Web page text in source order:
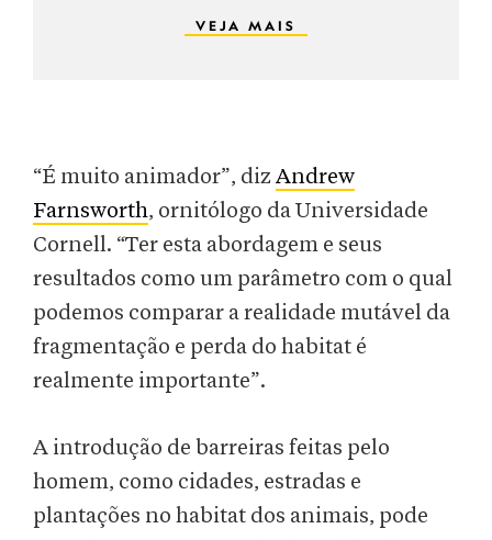
VEJA MAIS
“É muito animador”, dizAndrew
Farnsworth, ornitólogo da Universidade
Cornell. “Ter esta abordagem e seus
resultados como um parâmetro com o qual
podemos comparar a realidade mutável da
fragmentação e perda do habitat é
realmente importante”.
A introdução de barreiras feitas pelo
homem, como cidades, estradas e
plantações no habitat dos animais, pode